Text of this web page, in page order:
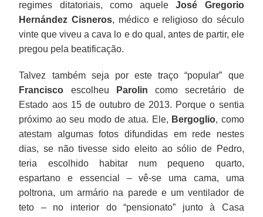
regimes ditatoriais, como aqueleJosé Gregorio
Hernández Cisneros, médico e religioso do século
vinte que viveu a cava lo e do qual, antes de partir, ele
pregou pela beatificação.
Talvez também seja por este traço “popular” que
Francisco escolheu Parolin como secretário de
Estado aos 15 de outubro de 2013. Porque o sentia
próximo ao seu modo de atua. Ele, Bergoglio, como
atestam algumas fotos difundidas em rede nestes
dias, se não tivesse sido eleito ao sólio de Pedro,
teria escolhido habitar num pequeno quarto,
espartano e essencial – vê-se uma cama, uma
poltrona, um armário na parede e um ventilador de
teto – no interior do “pensionato” junto à Casa